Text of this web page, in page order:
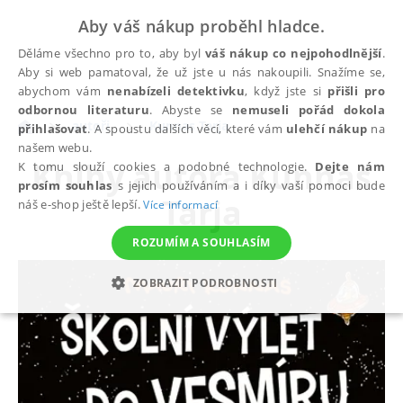
autoři Kunnas Tarja
Knihy autoraKunnas
Tarja
Aby váš nákup proběhl hladce.
Děláme všechno pro to, aby bylváš nákup co nejpohodlnější.
Aby si web pamatoval, že už jste u nás nakoupili. Snažíme se,
abychom vám nenabízeli detektivku, když jste si přišli pro
odbornou literaturu. Abyste se nemuseli pořád dokola
přihlašovat. A spoustu dalších věcí, které vám ulehčí nákup na
našem webu.
K tomu slouží cookies a podobné technologie. Dejte nám
prosím souhlas s jejich používáním a i díky vaší pomoci bude
náš e-shop ještě lepší.Více informací
ROZUMÍM A SOUHLASÍM
ZOBRAZIT PODROBNOSTI
NEZBYTNÉ ANALYTICKÉ MARKETINGOVÉ
FUNKČNÍ NEZAŘAZENÉ SOUBORY